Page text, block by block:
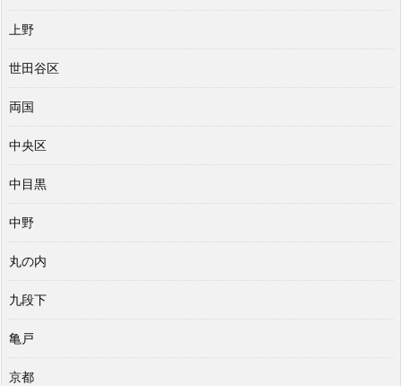
上野
世田谷区
両国
中央区
中目黒
中野
丸の内
九段下
亀戸
京都